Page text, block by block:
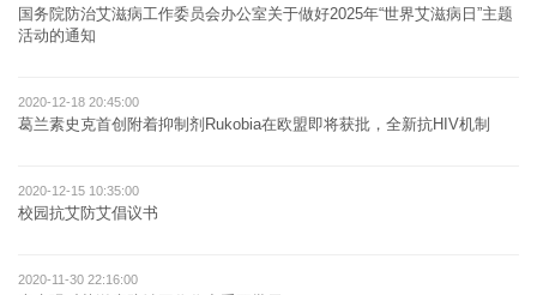
国务院防治艾滋病工作委员会办公室关于做好2025年“世界艾滋病日”主题
活动的通知
2020-12-18 20:45:00
葛兰素史克首创附着抑制剂Rukobia在欧盟即将获批，全新抗HIV机制
2020-12-15 10:35:00
校园抗艾防艾倡议书
2020-11-30 22:16:00